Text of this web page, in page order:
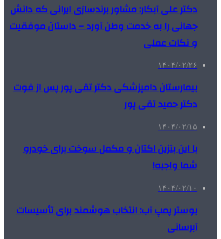
دکتر علی آبکار: مشاور برندسازی ایرانی که دانش
جهانی را به خدمت وطن آورد – داستان موفقیت
و نکات عملی
۱۴۰۴/۰۲/۲۶
بیمارستان دامپزشکی دکتر تقی پور پس از فوت
دکتر حمید تقی پور
۱۴۰۴/۰۲/۱۵
با این بنزین اکتان و مکمل سوخت برای خودرو
شما واجبه!
۱۴۰۴/۰۲/۱۰
بوستر پمپ آب: انتخاب هوشمند برای تأسیسات
آبرسانی